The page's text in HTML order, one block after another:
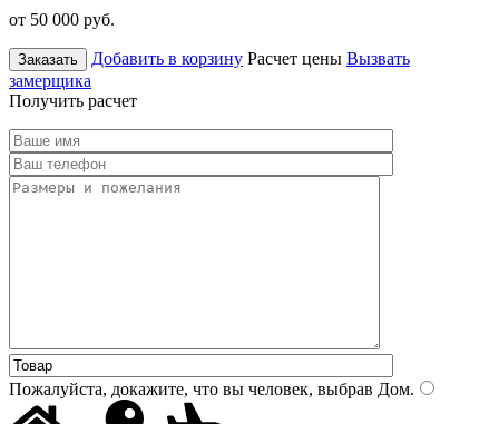
от 50 000 руб.
Заказать Добавить в корзину Расчет цены Вызвать
замерщика
Получить расчет
Пожалуйста, докажите, что вы человек, выбрав Дом.